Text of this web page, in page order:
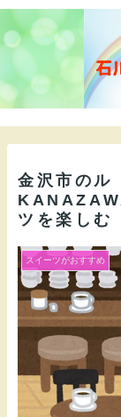
金沢市のル
ツを楽しむ
スイーツがおすすめ